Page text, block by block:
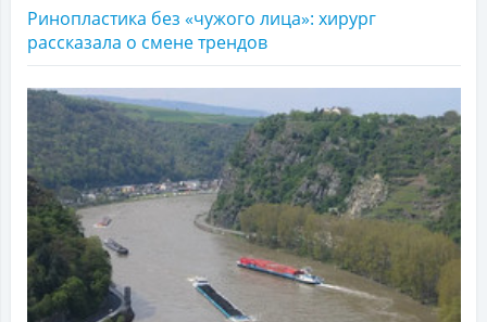
Ринопластика без «чужого лица»: хирург
рассказала о смене трендов